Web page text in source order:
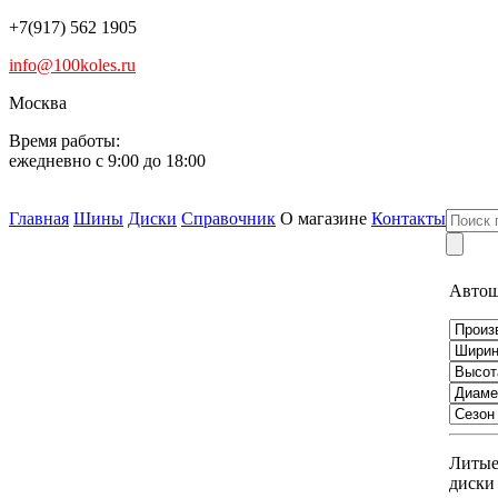
+7(917) 562 1905
info@100koles.ru
Москва
Время работы:
ежедневно с 9:00 до 18:00
Главная Шины Диски Справочник О магазине Контакты
Литые
диски